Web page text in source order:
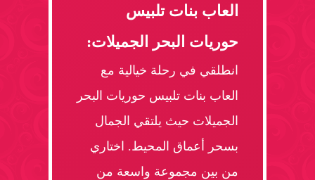
العاب بنات تلبيس
حوريات البحر الجميلات:
انطلقي في رحلة خيالية مع
العاب بنات تلبيس حوريات البحر
الجميلات حيث يلتقي الجمال
بسحر أعماق المحيط. اختاري
من بين مجموعة واسعة من